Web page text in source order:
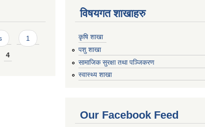
1
4
विषयगत शाखाहरु
कृषि शाखा
पशु शाखा
सामाजिक सुरक्षा तथा पञ्जिकरण
स्वास्थ्य शाखा
Our Facebook Feed